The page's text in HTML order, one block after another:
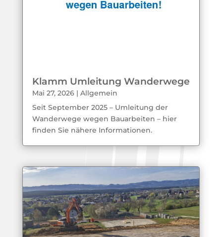
Klamm Umleitung Wanderwege
Mai 27, 2026| Allgemein
Seit September 2025 – Umleitung der
Wanderwege wegen Bauarbeiten – hier
finden Sie nähere Informationen.